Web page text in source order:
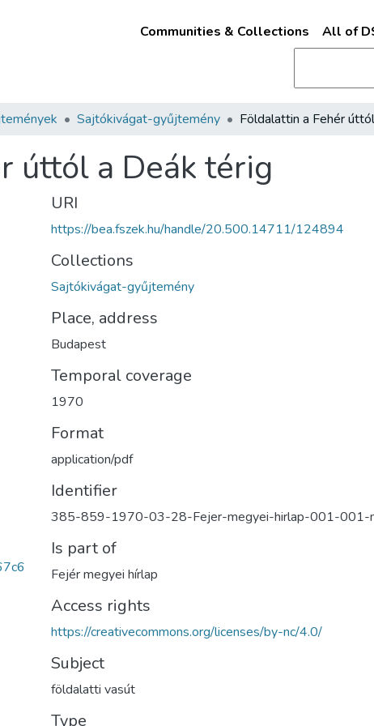
Communities & Collections All of
Sajtókivágat-gyűjtemény
úttól a Deák térig
URI
https://bea.fszek.hu/handle/20.500.14711/124894
Collections
Sajtókivágat-gyűjtemény
Place, address
Budapest
Temporal coverage
1970
Format
application/pdf
Identifier
385-859-1970-03-28-Fejer-megyei-hirlap-001-001-
Is part of
Fejér megyei hírlap
Access rights
https://creativecommons.org/licenses/by-nc/4.0/
Subject
földalatti vasút
Type